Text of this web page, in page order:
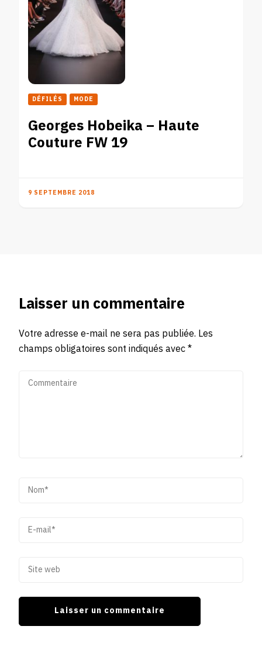
DÉFILÉS MODE
Georges Hobeika – Haute
Couture FW 19
9 SEPTEMBRE 2018
Laisser un commentaire
Votre adresse e-mail ne sera pas publiée. Les
champs obligatoires sont indiqués avec*